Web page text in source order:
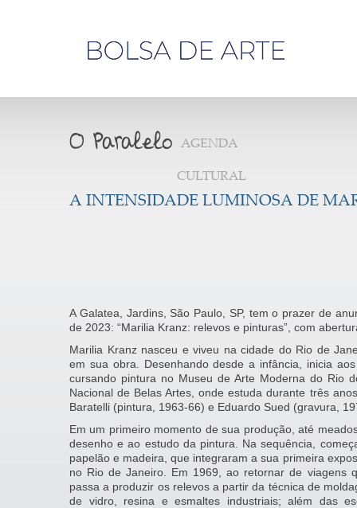
AGENDA
CULTURAL
A INTENSIDADE LUMINOSA DE
A Galatea, Jardins, São Paulo, SP, tem o prazer de
de 2023: “Marilia Kranz: relevos e pinturas”, com
Marilia Kranz nasceu e viveu na cidade do Rio de
em sua obra. Desenhando desde a infância, inicia
cursando pintura no Museu de Arte Moderna do Rio
Nacional de Belas Artes, onde estuda durante três
Baratelli (pintura, 1963-66) e Eduardo Sued (gravura,
Em um primeiro momento de sua produção, até
desenho e ao estudo da pintura. Na sequência,
papelão e madeira, que integraram a sua primeira
no Rio de Janeiro. Em 1969, ao retornar de viagens
passa a produzir os relevos a partir da técnica de
de vidro, resina e esmaltes industriais; além das